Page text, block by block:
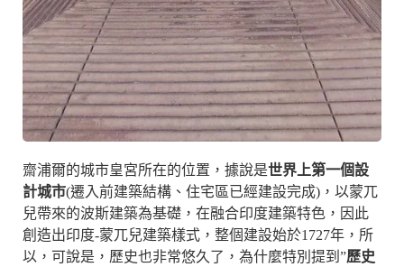
齋浦爾的城市皇宮所在的位置，據說是世界上第一個設
計城市(遷入前建築結構、住宅區已經建設完成)，以蒙兀
兒帶來的波斯建築為基礎，在融合印度建築特色，因此
創造出印度-蒙兀兒建築樣式，整個建設始於1727年，所
以，可說是，歷史也非常悠久了，為什麼特別提到”歷史